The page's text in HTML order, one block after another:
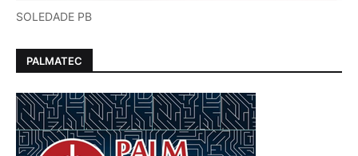
SOLEDADE PB
PALMATEC